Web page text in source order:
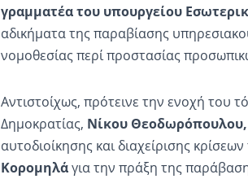
γραμματέα του υπουργείου
αδικήματα της παραβίασης
νομοθεσίας περί προστασίας
Αντιστοίχως, πρότεινε την ενοχή του
Δημοκρατίας, Νίκου Θεοδωρόπουλου,
αυτοδιοίκησης και διαχείρισης
Κορομηλάγια την πράξη της